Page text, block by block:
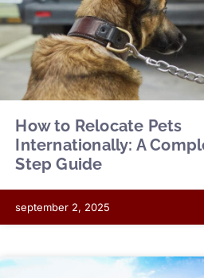
How to Relocate Pets
Internationally: A
Step Guide
september 2, 2025